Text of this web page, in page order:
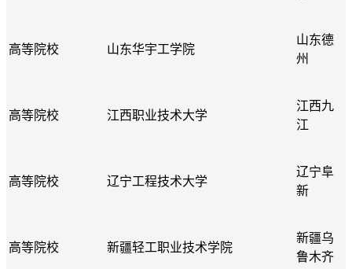
高等院校 山东华宇工学院
山东德
州
高等院校 江西职业技术大学
江西九
江
高等院校 辽宁工程技术大学
辽宁阜
新
高等院校 新疆轻工职业技术学院
新疆乌
鲁木齐